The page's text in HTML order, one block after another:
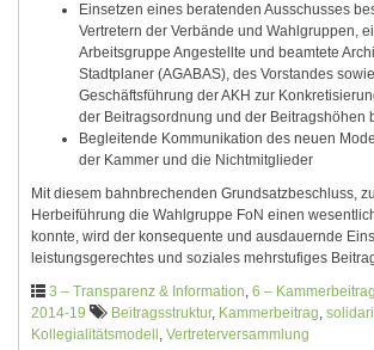
Einsetzen eines beratenden Ausschusses
Vertretern der Verbände und Wahlgruppen,
Arbeitsgruppe Angestellte und beamtete
Stadtplaner (AGABAS), des Vorstandes
Geschäftsführung der AKH zur
der Beitragsordnung und der Beitragshöhen
Begleitende Kommunikation des neuen
der Kammer und die Nichtmitglieder
Mit diesem bahnbrechenden Grundsatzbeschluss,
Herbeiführung die Wahlgruppe FoN einen
konnte, wird der konsequente und ausdauernde
leistungsgerechtes und soziales mehrstufiges
3 – Transparenz & Information, 6 – Kammerbeitrag
2014-19
Beitragsstruktur, Kammerbeitrag,
Kollegialitätsmodell , Vertreterversammlung